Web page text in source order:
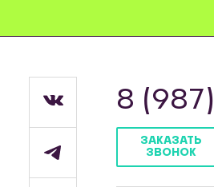
8
ЗАКАЗАТЬ
ЗВОНОК